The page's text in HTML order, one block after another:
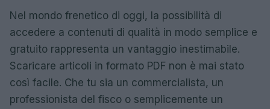
Nel mondo frenetico di oggi, la possibilità di
accedere a contenuti di qualità in modo semplice e
gratuito rappresenta un vantaggio inestimabile.
Scaricare articoli in formato PDF non è mai stato
così facile. Che tu sia un commercialista, un
professionista del fisco o semplicemente un